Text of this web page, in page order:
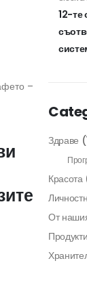
–
12-те
Здраве
Красота
От
Продукти